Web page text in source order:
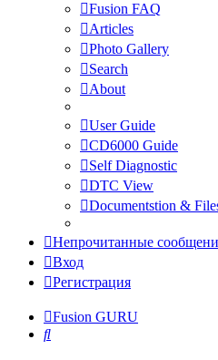
Fusion FAQ
Articles
Photo Gallery
Search
About
User Guide
CD6000 Guide
Self Diagnostic
DTC View
Documentstion &
Непрочитанные
Вход
Регистрация
Fusion GURU
Поиск